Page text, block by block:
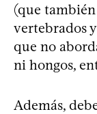
(que
vertebrados
que no
ni hongos,
Además,